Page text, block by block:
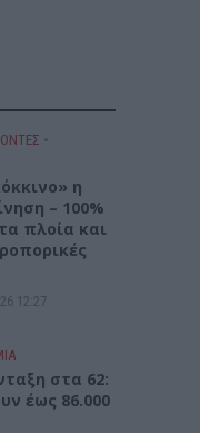
•
η
– 100%
πλοία και
12:27
στα 62:
έως 86.000